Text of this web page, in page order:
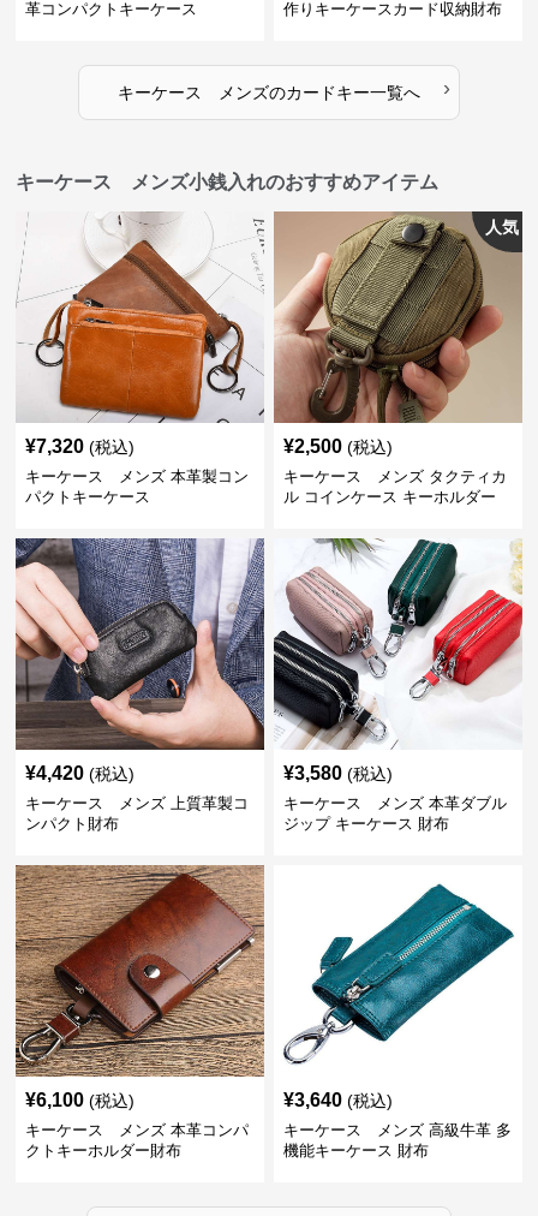
革コンパクトキーケース 作りキーケースカード収納財布
キーケース メンズのカードキー一覧へ ›
キーケース メンズ小銭入れのおすすめアイテム
¥7,320 (税込)
キーケース メンズ 本革製コン
パクトキーケース
人気
¥2,500 (税込)
キーケース メンズ タクティカ
ル コインケース キーホルダー
¥4,420 (税込)
キーケース メンズ 上質革製コ
ンパクト財布
¥3,580 (税込)
キーケース メンズ 本革ダブル
ジップ キーケース 財布
¥6,100 (税込)
キーケース メンズ 本革コンパ
クトキーホルダー財布
¥3,640 (税込)
キーケース メンズ 高級牛革 多
機能キーケース 財布